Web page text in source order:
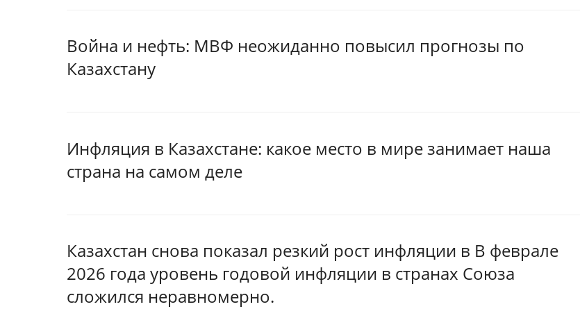
Война и нефть: МВФ неожиданно повысил прогнозы по
Казахстану
Инфляция в Казахстане: какое место в мире занимает наша
страна на самом деле
Казахстан снова показал резкий рост инфляции в В феврале
2026 года уровень годовой инфляции в странах Союза
сложился неравномерно.